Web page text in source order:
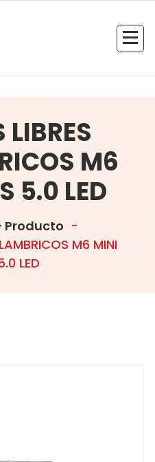
M6
5.0 LED
Producto -
M6 MINI
LED